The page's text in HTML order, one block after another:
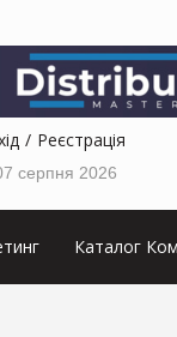
Реєстрація
серпня 2026
Каталог